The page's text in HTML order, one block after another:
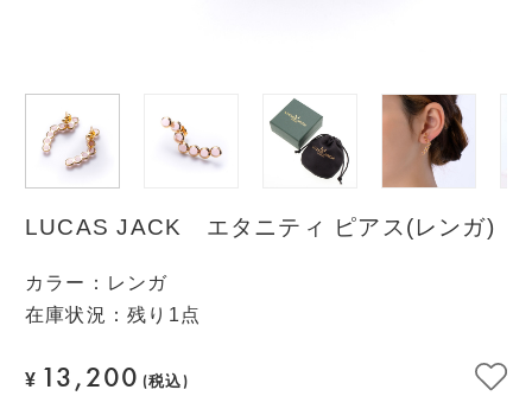
LUCAS JACK エタニティ ピアス(レンガ)
カラー ： レンガ
在庫状況：残り1点
¥ 13,200 (税込)